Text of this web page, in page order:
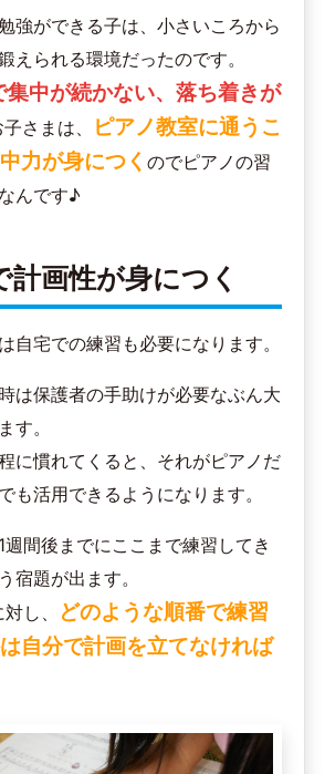
強ができる子は、小さいころから
えられる環境だったのです。
集中が続かない、落ち着きが
さまは、
ピアノ教室に通うこ
力が身につく のでピアノの習
んです♪
計画性が身につく
自宅での練習も必要になります。
は保護者の手助けが必要なぶん大
す。
に慣れてくると、それがピアノだ
も活用できるようになります。
週間後までにここまで練習してき
宿題が出ます。
し、
どのような順番で練習
自分で計画を立てなければ